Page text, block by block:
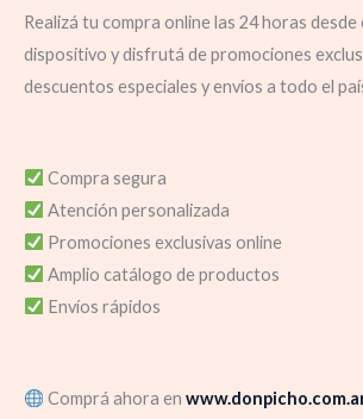
Realizá tu compra online las 24 horas desde
dispositivo y disfrutá de promociones
descuentos especiales y envíos a todo el
Compra segura
Atención personalizada
Promociones exclusivas online
Amplio catálogo de productos
Envíos rápidos
Comprá ahora en